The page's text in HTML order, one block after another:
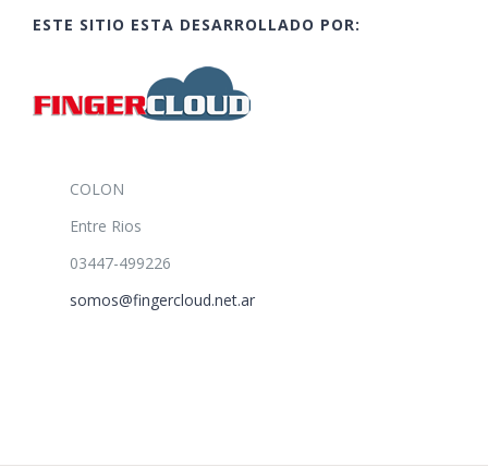
ESTE SITIO ESTA DESARROLLADO POR:
COLON
Entre Rios
03447-499226
somos@fingercloud.net.ar